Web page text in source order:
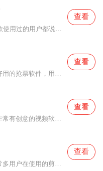
uc浏览器app免费版是一款使用过的用户都说好用的浏览器软件，在这款uc浏览器app免费版中都为用户们打造了非常多便利的功能，当你们在体验的时候都可以变，快速的搜索引擎功能可以帮助用户们更快的找到各种信息，而且还有很多有趣的书籍可以自由浏览阅读的哦，有需要
查看
大麦app下载是一款非常好用的抢票软件，用户们通过这款大麦app下载都可以抢到很多不同的票，明星们的演唱会、音乐会、歌剧等统统都有提供，而且还有很多福利都为你们准备着，对于新人用户来说也是非常友好的，实时在线观看选座情况，轻轻松松体验精彩表演哦，还没有下载这款
查看
皮皮虾app手机版是一款非常有创意的视频软件，在这款皮皮虾app手机版中用户们不仅是可以感受到很多精彩有趣的视频内容，而且还提供了很多有趣的玩法，很多脑洞大开的玩家都喜欢汇聚在这里面，大家一起交流有趣的故事，还可以认识很多有趣的小伙伴，感受不一样的语言文字哦，
查看
查看